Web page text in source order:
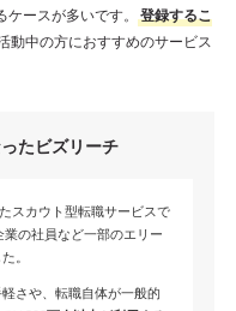
ースが多いです。
登録するこ
動中の方におすすめのサービス
たビズリーチ
スカウト型転職サービスで
の社員など一部のエリー
。
さや、転職自体が一般的